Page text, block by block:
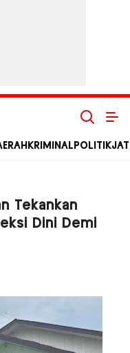
dan Internasional
KRIMINAL POLITIK
Tekankan
Dini Demi